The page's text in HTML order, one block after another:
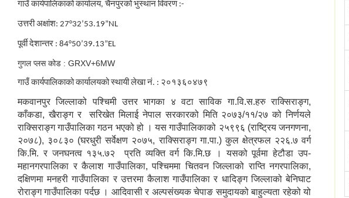
गाउँ कार्यपालिकाको कार्यालय, चैनपुरकोभुस्थान विवरण :-
उत्तरी अक्षांश: 27°32’53.19”NL
पूर्वी देशान्तर : 84°50’39.13”EL
गुगल प्लस कोड : GRXV+6MW
गाउँ कार्यपालिकाको कार्यालयको स्थायी लेखा नं. : २०१३६०४७९
मकवानपुर जिल्लाको पश्चिमी उत्तर भागका ४ वटा साविक गा.वि.स.हरु राक्सिराङ्ग,
काँकडा, खैराङ्ग र सरिखेत मिलाई नेपाल सरकारको मिति २०७३/११/२७ को निर्णयले
राक्सिराङ्ग गाउँपालिका गठन भएको हो । यस गाउँपालिकाको २५९९६ (राष्ट्रिय जनगणना,
२०७८), ३०८३० (घरधुरी सर्वेक्षण २०७५, राक्सिराङ्ग गा.पा.) कुल क्षेत्रफल २२६.७ वर्ग
कि.मि. र जनघनत्व १३५.७२ प्रति व्यक्ति वर्ग कि.मि.छ । यसको पूर्वमा हेटौडा उप-
महानगरपालिका र कैलाश गाउँपालिका, पश्चिममा चितवन जिल्लाको राप्ति नगरपालिका,
दक्षिणमा मनहरी गाउँपालिका र उत्तरमा कैलाश गाउँपालिका र धादिङ्ग जिल्लाको बेनिघाट
रोराङ्ग गाउँपालिका पर्दछ । आदिवासी र अल्पसंख्यक चेपाङ समुदायको बाहुल्यता रहेको यो